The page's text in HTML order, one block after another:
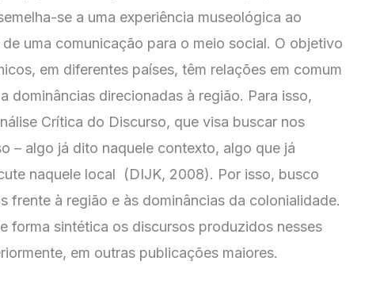
se a uma experiência museológica ao
uma comunicação para o meio social. O objetivo
em diferentes países, têm relações em comum
dominâncias direcionadas à região. Para isso,
Crítica do Discurso, que visa buscar nos
– algo já dito naquele contexto, algo que já
naquele local (DIJK, 2008). Por isso, busco
frente à região e às dominâncias da colonialidade.
forma sintética os discursos produzidos nesses
em outras publicações maiores.